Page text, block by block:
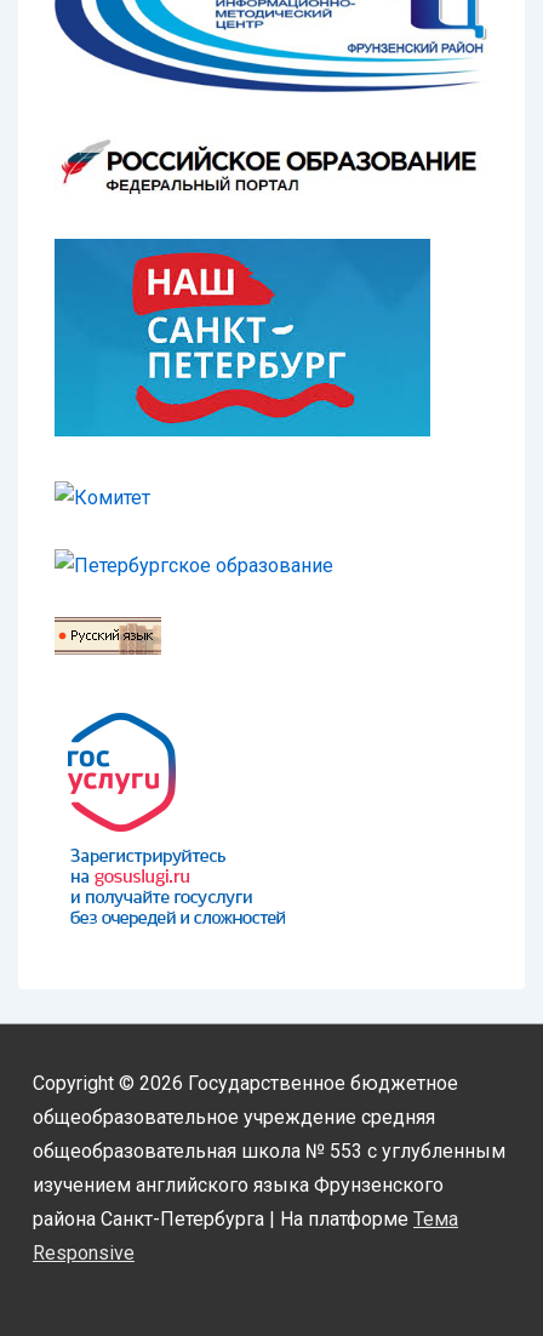
Copyright © 2026 Государственное бюджетное
общеобразовательное учреждение средняя
общеобразовательная школа № 553 с углубленным
изучением английского языка Фрунзенского
района Санкт-Петербурга | На платформе Тема
Responsive